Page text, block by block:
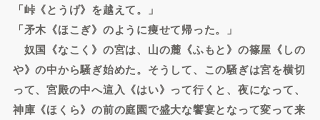
「峠《とうげ》を越えて。」
「矛木《ほこぎ》のように痩せて帰った。」
奴国《なこく》の宮は、山の麓《ふもと》の篠屋《しの
や》の中から騒ぎ始めた。そうして、この騒ぎは宮を横切
って、宮殿の中へ這入《はい》って行くと、夜になって、
神庫《ほくら》の前の庭園で盛大な饗宴となって変って来